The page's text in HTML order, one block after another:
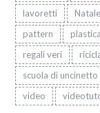
lavoretti
Natale
pattern
plastica
regali veri
scuola di uncinetto
video